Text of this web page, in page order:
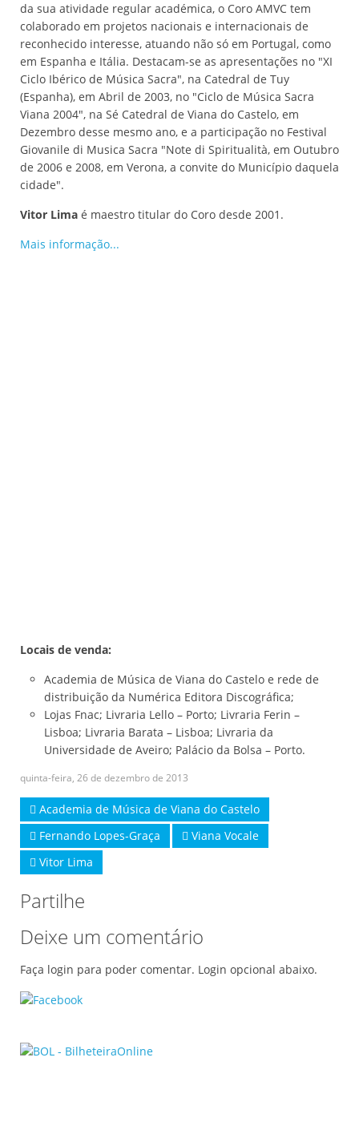
da sua atividade regular académica, o Coro AMVC tem
colaborado em projetos nacionais e internacionais de
reconhecido interesse, atuando não só em Portugal, como
em Espanha e Itália. Destacam-se as apresentações no "XI
Ciclo Ibérico de Música Sacra", na Catedral de Tuy
(Espanha), em Abril de 2003, no "Ciclo de Música Sacra
Viana 2004", na Sé Catedral de Viana do Castelo, em
Dezembro desse mesmo ano, e a participação no Festival
Giovanile di Musica Sacra "Note di Spiritualità, em Outubro
de 2006 e 2008, em Verona, a convite do Município daquela
cidade".
Vitor Lima é maestro titular do Coro desde 2001.
Mais informação...
Locais de venda:
Academia de Música de Viana do Castelo e rede de
distribuição da Numérica Editora Discográfica;
Lojas Fnac; Livraria Lello – Porto; Livraria Ferin –
Lisboa; Livraria Barata – Lisboa; Livraria da
Universidade de Aveiro; Palácio da Bolsa – Porto.
quinta-feira, 26 de dezembro de 2013
Academia de Música de Viana do Castelo
Fernando Lopes-Graça
Viana Vocale
Vitor Lima
Partilhe
Deixe um comentário
Faça login para poder comentar. Login opcional abaixo.